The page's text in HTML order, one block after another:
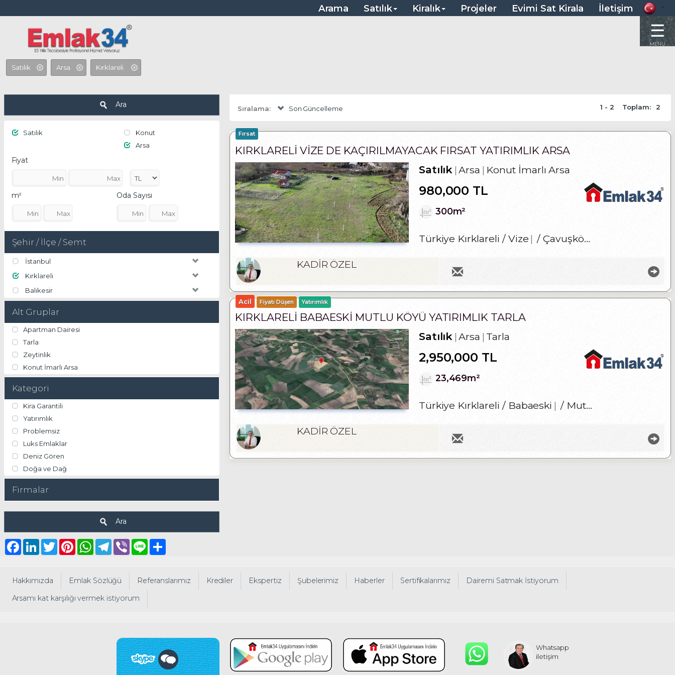
Beylikdüzü, Çatalca, Silivri , Tekirdağ, Çanakkale, Kırklareli Satılık Arsalar
Arama Satılık Kiralık Projeler Evimi Sat Kirala İletişim
☰
MENU
Üye
Satılık Arsa Kırklareli
Ara
Satılık
Konut
Arsa
Fiyat
m² Oda Sayısı
Şehir / İlçe / Semt
İstanbul
Kırklareli
Balıkesir
Alt Gruplar
Apartman Dairesi
Tarla
Zeytinlik
Konut İmarlı Arsa
Kategori
Kira Garantili
Yatırımlık
Problemsiz
Luks Emlaklar
Deniz Gören
Doğa ve Dağ
Firmalar
Ara
Sıralama: Son Güncelleme 1 - 2 Toplam: 2
Fırsat
KIRKLARELİ VİZE DE KAÇIRILMAYACAK FIRSAT YATIRIMLIK ARSA
Satılık Arsa Konut İmarlı Arsa
980,000 TL
300m²
Türkiye Kırklareli / Vize / Çavuşköy Köyü
KADİR ÖZEL
Acil Fiyatı Düşen Yatırımlık
KIRKLARELI BABAESKI MUTLU KÖYÜ YATIRIMLIK TARLA
Satılık Arsa Tarla
2,950,000 TL
23,469m²
Türkiye Kırklareli / Babaeski / Mutlu Köyü
KADİR ÖZEL
Hakkımızda Emlak Sözlüğü Referanslarımız Krediler Ekspertiz Şubelerimiz Haberler Sertifikalarımız
Dairemi Satmak İstiyorum
Arsamı kat karşılığı vermek istiyorum
Whatsapp
iletişim
Facebook
LinkedInTwitterPinterestWhatsAppTelegram
Viber Line Share